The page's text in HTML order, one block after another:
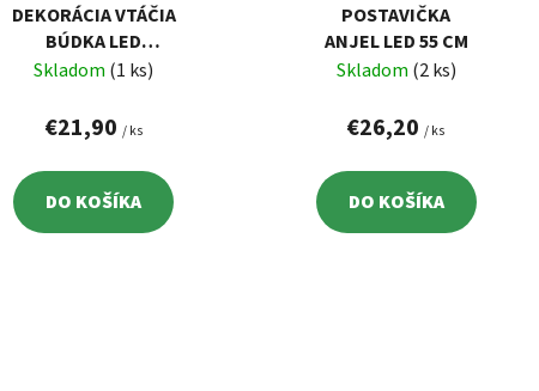
DEKORÁCIA VTÁČIA
BÚDKA LED
18,5X16,5X23 CM
Skladom (1 ks)
€21,90 / ks
DO KOŠÍKA
POSTAVIČKA
ANJEL LED 55 CM
Skladom (2 ks)
€26,20/ ks
DO KOŠÍKA